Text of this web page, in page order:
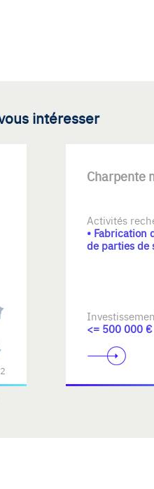
intéresser
Charpente
Activités
• Fabrication
de parties de
<= 500 000 €